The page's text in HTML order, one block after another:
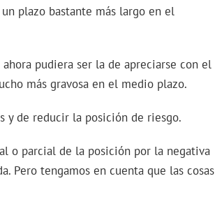
plazo bastante más largo en el
pudiera ser la de apreciarse con el
más gravosa en el medio plazo.
y de reducir la posición de riesgo.
o parcial de la posición por la negativa
Pero tengamos en cuenta que las cosas